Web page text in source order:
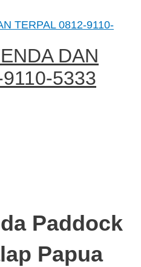
DAN
5333
Paddock
Papua